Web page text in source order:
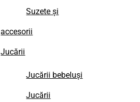
Suzete și
accesorii
Jucării
Jucării bebeluși
Jucării